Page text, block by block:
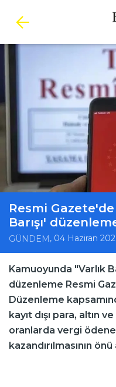
Resmi Gazete'de
Barışı'
GÜNDEM , 04 Haziran
Kamuoyunda "Varlık
düzenleme Resmi
Düzenleme
kayıt dışı para, altın
oranlarda vergi
kazandırılmasının önü